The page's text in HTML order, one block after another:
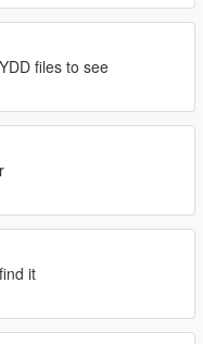
files to see
it